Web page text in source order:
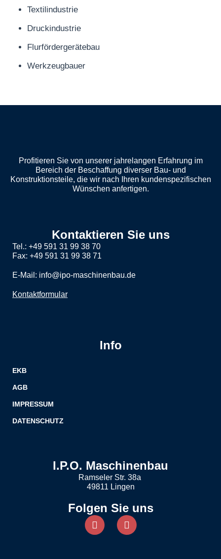
Textilindustrie
Druckindustrie
Flurfördergerätebau
Werkzeugbauer
Profitieren Sie von unserer jahrelangen Erfahrung im
Bereich der Beschaffung diverser Bau- und
Konstruktionsteile, die wir nach Ihren kundenspezifischen
Wünschen anfertigen.
Kontaktieren Sie uns
Tel.: +49 591 31 99 38 70
Fax: +49 591 31 99 38 71
E-Mail: info@ipo-maschinenbau.de
Kontaktformular
Info
EKB
AGB
IMPRESSUM
DATENSCHUTZ
I.P.O. Maschinenbau
Ramseler Str. 38a
49811 Lingen
Folgen Sie uns